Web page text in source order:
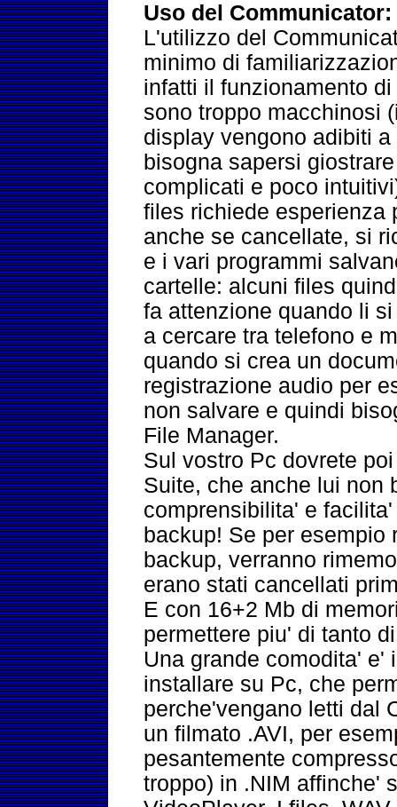
Uso del Communicator:
L'utilizzo del
minimo di
infatti il funzionamento
sono troppo macchinosi
display vengono adibiti
bisogna sapersi
complicati e poco
files richiede esperienza
anche se cancellate, si
e i vari programmi
cartelle: alcuni files
fa attenzione quando li
a cercare tra telefono e
quando si crea un
registrazione audio per
non salvare e quindi
File Manager.
Sul vostro Pc dovrete
Suite, che anche lui non
comprensibilita' e
backup! Se per esempio
backup, verranno
erano stati cancellati
E con 16+2 Mb di
permettere piu' di tanto
Una grande comodita' e'
installare su Pc, che
perche'vengano letti dal
un filmato .AVI, per
pesantemente
troppo) in .NIM affinche'